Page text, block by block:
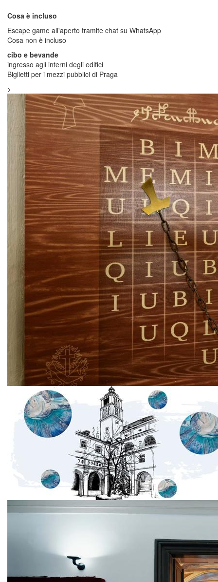
Cosa è incluso
Escape game all'aperto tramite chat su WhatsApp
Cosa non è incluso
cibo e bevande
ingresso agli interni degli edifici
Biglietti per i mezzi pubblici di Praga
>